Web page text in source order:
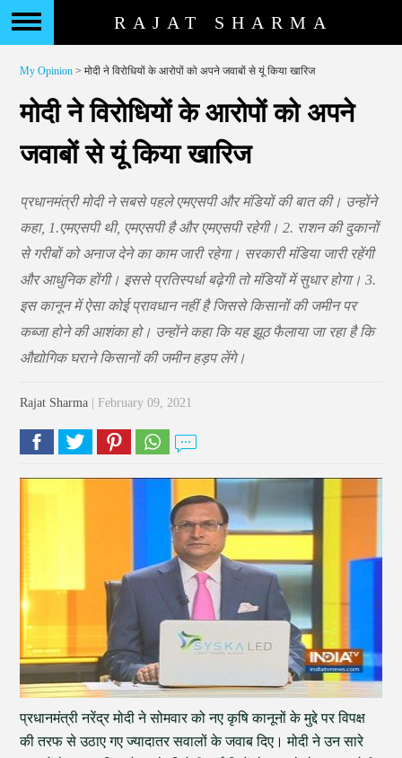
RAJAT SHARMA
My Opinion > मोदी ने विरोधियों के आरोपों को अपने जवाबों से यूं किया खारिज
मोदी ने विरोधियों के आरोपों को अपने
जवाबों से यूं किया खारिज
प्रधानमंत्री मोदी ने सबसे पहले एमएसपी और मंडियों की बात की। उन्होंने
कहा, 1.एमएसपी थी, एमएसपी है और एमएसपी रहेगी। 2. राशन की दुकानों
से गरीबों को अनाज देने का काम जारी रहेगा। सरकारी मंडिया जारी रहेंगी
और आधुनिक होंगी। इससे प्रतिस्पर्धा बढ़ेगी तो मंडियों में सुधार होगा। 3.
इस कानून में ऐसा कोई प्रावधान नहीं है जिससे किसानों की जमीन पर
कब्जा होने की आशंका हो। उन्होंने कहा कि यह झूठ फैलाया जा रहा है कि
औद्योगिक घराने किसानों की जमीन हड़प लेंगे।
Rajat Sharma | February 09, 2021
प्रधानमंत्री नरेंद्र मोदी ने सोमवार को नए कृषि कानूनों के मुद्दे पर विपक्ष
की तरफ से उठाए गए ज्यादातर सवालों के जवाब दिए। मोदी ने उन सारे